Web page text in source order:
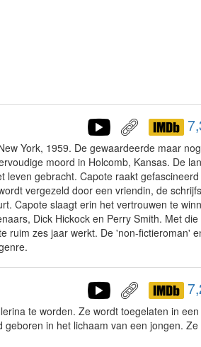
York, 1959. De gewaardeerde maar
moord in Holcomb, Kansas. De
gebracht. Capote raakt
vergezeld door een vriendin, de
Capote slaagt erin het vertrouwen te
Dick Hickock en Perry Smith. Met
zes jaar werkt. De 'non-fictieroman'
te worden. Ze wordt toegelaten in
in het lichaam van een jongen.